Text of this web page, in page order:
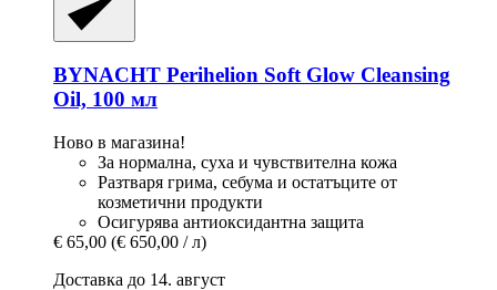
BYNACHT Perihelion Soft Glow Cleansing
Oil, 100 мл
Ново в магазина!
За нормална, суха и чувствителна кожа
Разтваря грима, себума и остатъците от
козметични продукти
Осигурява антиоксидантна защита
€ 65,00 (€ 650,00 / л)
Доставка до 14. август